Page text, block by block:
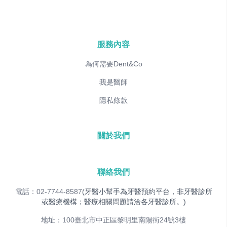
服務內容
為何需要Dent&Co
我是醫師
隱私條款
關於我們
聯絡我們
電話：02-7744-8587(牙醫小幫手為牙醫預約平台，非牙醫診所
或醫療機構；醫療相關問題請洽各牙醫診所。)
地址：100臺北市中正區黎明里南陽街24號3樓